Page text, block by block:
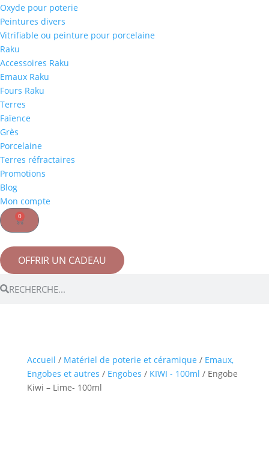
Oxyde pour poterie
Peintures divers
Vitrifiable ou peinture pour porcelaine
Raku
Accessoires Raku
Emaux Raku
Fours Raku
Terres
Faïence
Grès
Porcelaine
Terres réfractaires
Promotions
Blog
Mon compte
0
OFFRIR UN CADEAU
Accueil / Matériel de poterie et céramique / Emaux,
Engobes et autres / Engobes / KIWI - 100ml / Engobe
Kiwi – Lime- 100ml